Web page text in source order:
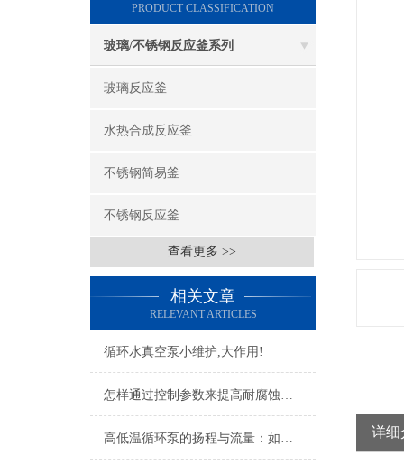
PRODUCT CLASSIFICATION
玻璃/不锈钢反应釜系列
玻璃反应釜
水热合成反应釜
不锈钢简易釜
不锈钢反应釜
查看更多 >>
相关文章
RELEVANT ARTICLES
循环水真空泵小维护,大作用!
怎样通过控制参数来提高耐腐蚀真空泵的工作效率？
高低温循环泵的扬程与流量：如何满足远距离与多反应釜的流量分配需求 详细